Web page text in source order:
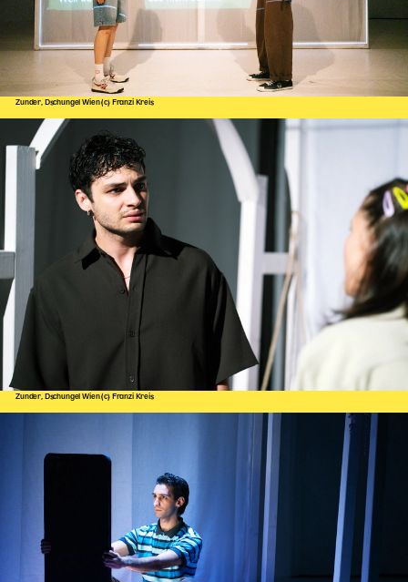
Zunder, Dschungel Wien (c) Franzi Kreis
Zunder, Dschungel Wien (c) Franzi Kreis